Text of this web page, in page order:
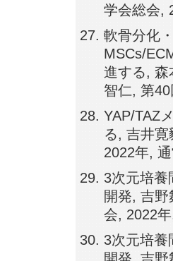
学会総会,
軟骨分化
MSCs/
進する,
智仁, 第
YAP/TAZ
る, 吉井
2022年,
3次元培養
開発, 吉
会, 2022
3次元培養